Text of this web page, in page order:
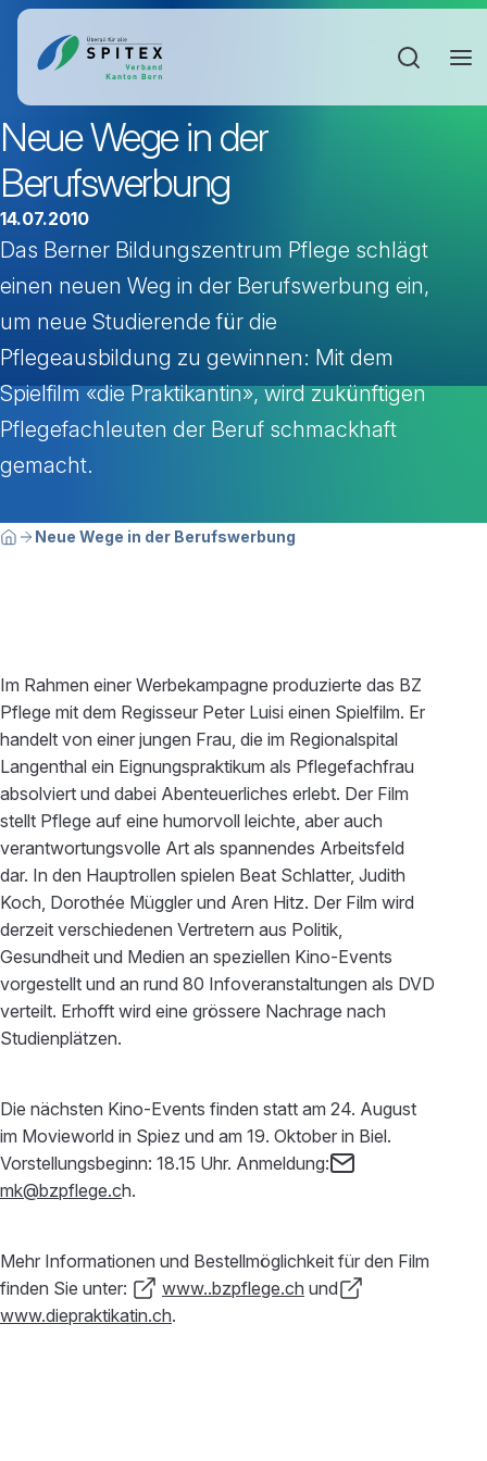
Neue Wege in der
Berufswerbung
14.07.2010
Das Berner Bildungszentrum Pflege schlägt
einen neuen Weg in der Berufswerbung ein,
um neue Studierende für die
Pflegeausbildung zu gewinnen: Mit dem
Spielfilm «die Praktikantin», wird zukünftigen
Pflegefachleuten der Beruf schmackhaft
gemacht.
Breadcrumbnavigation
Sie befinden sich hier:
HomeNeue Wege in der Berufswerbung
Im Rahmen einer Werbekampagne produzierte das BZ
Pflege mit dem Regisseur Peter Luisi einen Spielfilm. Er
handelt von einer jungen Frau, die im Regionalspital
Langenthal ein Eignungspraktikum als Pflegefachfrau
absolviert und dabei Abenteuerliches erlebt. Der Film
stellt Pflege auf eine humorvoll leichte, aber auch
verantwortungsvolle Art als spannendes Arbeitsfeld
dar. In den Hauptrollen spielen Beat Schlatter, Judith
Koch, Dorothée Müggler und Aren Hitz. Der Film wird
derzeit verschiedenen Vertretern aus Politik,
Gesundheit und Medien an speziellen Kino-Events
vorgestellt und an rund 80 Infoveranstaltungen als DVD
verteilt. Erhofft wird eine grössere Nachrage nach
Studienplätzen.
Die nächsten Kino-Events finden statt am 24. August
im Movieworld in Spiez und am 19. Oktober in Biel.
Vorstellungsbeginn: 18.15 Uhr. Anmeldung:
mk@bzpflege.ch.
Mehr Informationen und Bestellmöglichkeit für den Film
finden Sie unter:
www..bzpflege.ch und
www.diepraktikatin.ch.